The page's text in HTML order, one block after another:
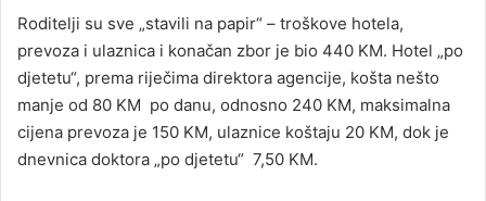
Roditelji su sve „stavili na papir“ – troškove hotela,
prevoza i ulaznica i konačan zbor je bio 440 KM. Hotel „po
djetetu“, prema riječima direktora agencije, košta nešto
manje od 80 KM po danu, odnosno 240 KM, maksimalna
cijena prevoza je 150 KM, ulaznice koštaju 20 KM, dok je
dnevnica doktora „po djetetu“ 7,50 KM.